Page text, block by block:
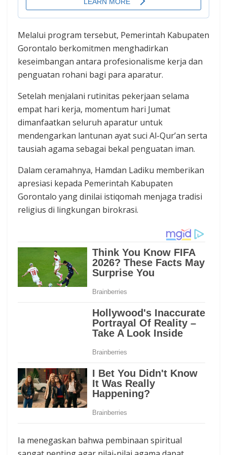
Melalui program tersebut, Pemerintah Kabupaten
Gorontalo berkomitmen menghadirkan
keseimbangan antara profesionalisme kerja dan
penguatan rohani bagi para aparatur.
Setelah menjalani rutinitas pekerjaan selama
empat hari kerja, momentum hari Jumat
dimanfaatkan seluruh aparatur untuk
mendengarkan lantunan ayat suci Al-Qur’an serta
tausiah agama sebagai bekal penguatan iman.
Dalam ceramahnya, Hamdan Ladiku memberikan
apresiasi kepada Pemerintah Kabupaten
Gorontalo yang dinilai istiqomah menjaga tradisi
religius di lingkungan birokrasi.
Ia menegaskan bahwa pembinaan spiritual